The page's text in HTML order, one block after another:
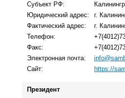
Субъект РФ:
Юридический адрес:
г.
Фактический адрес:
г.
Телефон:
Факс:
Электронная почта:
Сайт:
https://
Президент